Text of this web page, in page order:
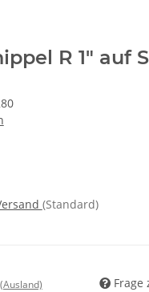
R 1" auf S
(Standard)
(Ausland) Frage